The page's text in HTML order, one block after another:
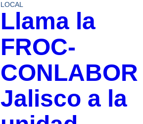
LOCAL
Llama la
FROC-
CONLABOR
Jalisco a la